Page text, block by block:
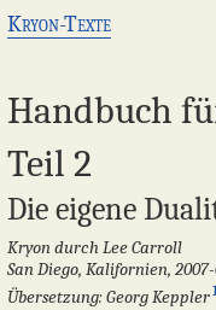
Kryon-Texte
Handbuch
Teil 2
Die eigene
Kryon durch Lee Carroll
San Diego, Kalifornien,
Übersetzung: Georg Keppler